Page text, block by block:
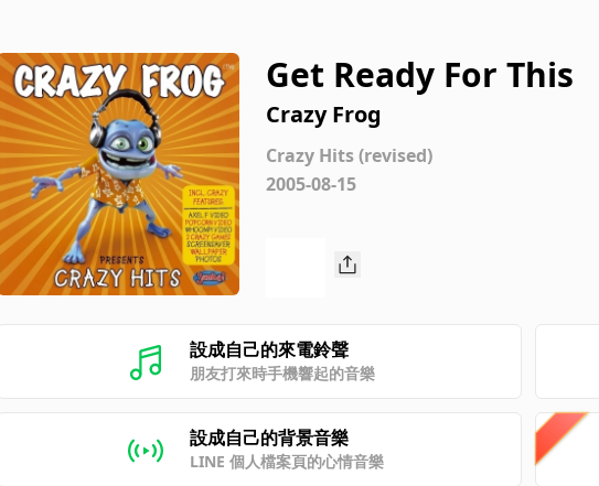
Get Ready For This
Crazy Frog
Crazy Hits (revised)
2005-08-15
設成自己的來電鈴聲
朋友打來時手機響起的音樂
設成自己的背景音樂
LINE 個人檔案頁的心情音樂